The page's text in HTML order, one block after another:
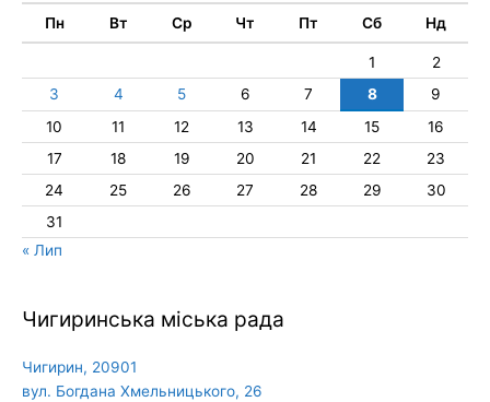
Пн Вт Ср Чт Пт Сб Нд
1
2
3
4 5 6 7 8
9
10
11 12 13 14 15
16
17
18 19 20 21 22
23
24
25 26 27 28 29
30
31
« Лип
Чигиринська міська рада
Чигирин, 20901
вул. Богдана Хмельницького, 26